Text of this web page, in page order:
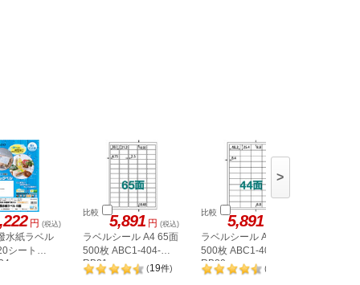
円 (税込)
水紙ラベル
シート
比較 5,891 円 (税込)
ラベルシール A4 65面
500枚 ABC1-404-
RB21
(19件)
比較 5,891
ラベルシール A4 44面
500枚 ABC1-404-
RB20
(
>